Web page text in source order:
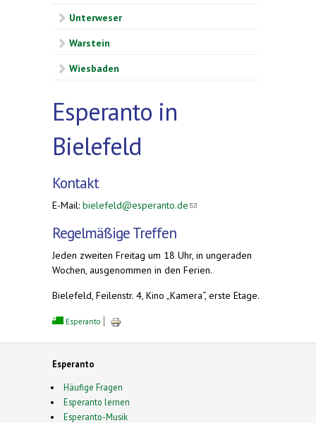
Unterweser
Warstein
Wiesbaden
Esperanto in
Bielefeld
Kontakt
E-Mail: bielefeld@esperanto.de(link sends e-
Regelmäßige Treffen
Jeden zweiten Freitag um 18 Uhr, in ungeraden
Wochen, ausgenommen in den Ferien.
Bielefeld, Feilenstr. 4, Kino „Kamera“, erste Etage.
Esperanto
Esperanto
Häufige Fragen
Esperanto lernen
Esperanto-Musik